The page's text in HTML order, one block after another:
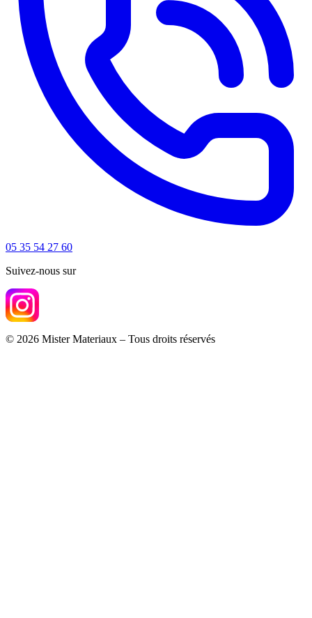
05 35 54 27 60
Suivez-nous sur
© 2026 Mister Materiaux – Tous droits réservés